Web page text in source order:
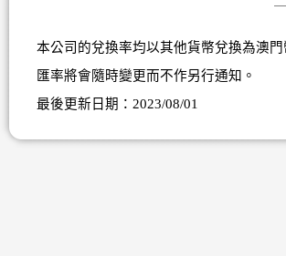
本公司的兌換率均以其他貨幣兌換為澳
匯率將會隨時變更而不作另行通知。
最後更新日期：2023/08/01